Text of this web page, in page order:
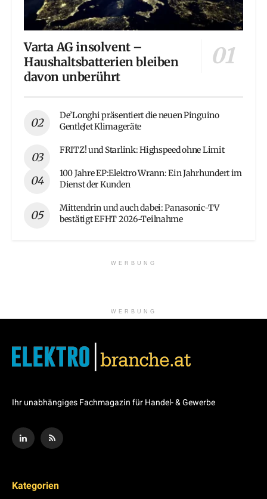
Varta AG insolvent –
Haushaltsbatterien bleiben
davon unberührt
De’Longhi präsentiert die neuen Pinguino
GentleJet Klimageräte
FRITZ! und Starlink: Highspeed ohne Limit
100 Jahre EP:Elektro Wrann: Ein Jahrhundert im
Dienst der Kunden
Mittendrin und auch dabei: Panasonic-TV
bestätigt EFHT 2026-Teilnahme
WERBUNG
WERBUNG
Ihr unabhängiges Fachmagazin für Handel- & Gewerbe
Kategorien